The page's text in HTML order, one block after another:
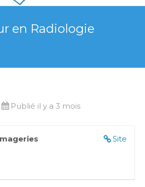
en Radiologie
Publié il y a 3 mois
Site